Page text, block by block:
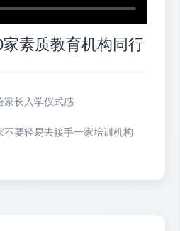
素质教育机构同行
家长入学仪式感
不要轻易去接手一家培训机构